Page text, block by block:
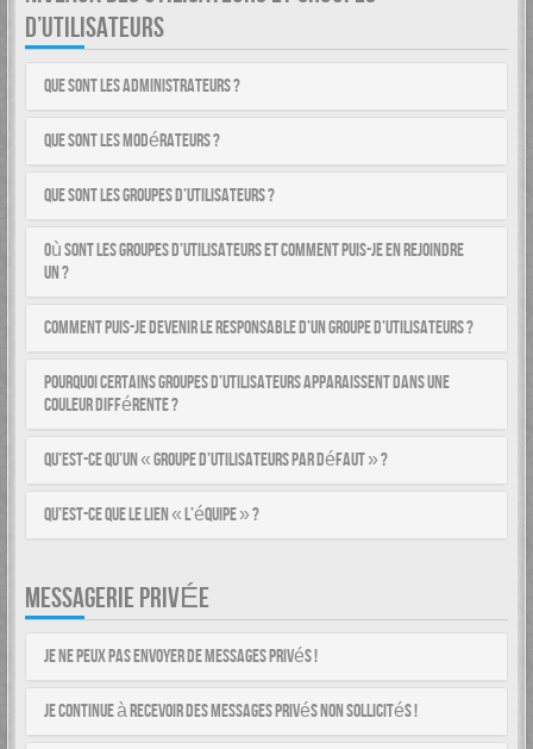
D’UTILISATEURS
Que sont les administrateurs ?
Que sont les modérateurs ?
Que sont les groupes d’utilisateurs ?
Où sont les groupes d’utilisateurs et comment puis-je en rejoindre
un ?
Comment puis-je devenir le responsable d’un groupe d’utilisateurs ?
Pourquoi certains groupes d’utilisateurs apparaissent dans une
couleur différente ?
Qu’est-ce qu’un « groupe d’utilisateurs par défaut » ?
Qu’est-ce que le lien « L’équipe » ?
MESSAGERIE PRIVÉE
Je ne peux pas envoyer de messages privés !
Je continue à recevoir des messages privés non sollicités !